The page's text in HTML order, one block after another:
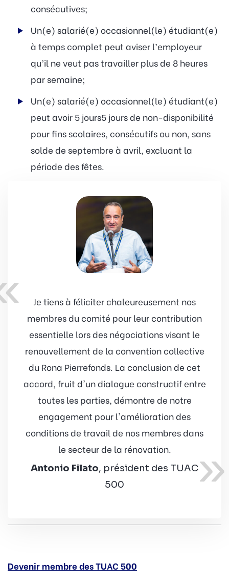
consécutives;
Un(e) salarié(e) occasionnel(le) étudiant(e)
à temps complet peut aviser l’employeur
qu’il ne veut pas travailler plus de 8 heures
par semaine;
Un(e) salarié(e) occasionnel(le) étudiant(e)
peut avoir 5 jours5 jours de non-disponibilité
pour fins scolaires, consécutifs ou non, sans
solde de septembre à avril, excluant la
période des fêtes.
»
Je tiens à féliciter chaleureusement nos
membres du comité pour leur contribution
essentielle lors des négociations visant le
renouvellement de la convention collective
du Rona Pierrefonds. La conclusion de cet
accord, fruit d'un dialogue constructif entre
toutes les parties, démontre de notre
engagement pour l'amélioration des
conditions de travail de nos membres dans
le secteur de la rénovation.
Antonio Filato, président des TUAC
500
Devenir membre des TUAC 500